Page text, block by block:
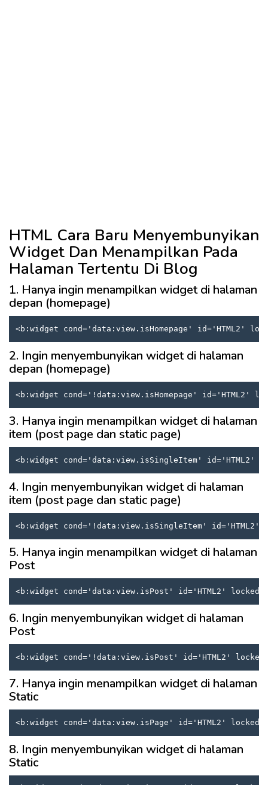
HTML Cara Baru Menyembunyikan
Widget Dan Menampilkan Pada
Halaman Tertentu Di Blog
1. Hanya ingin menampilkan widget di halaman
depan (homepage)
2. Ingin menyembunyikan widget di halaman
depan (homepage)
<b:widget cond='!data:view.isHomepage'
3. Hanya ingin menampilkan widget di halaman
item (post page dan static page)
<b:widget cond='data:view.isSingleItem'
4. Ingin menyembunyikan widget di halaman
item (post page dan static page)
<b:widget cond='!data:view.isSingleItem'
5. Hanya ingin menampilkan widget di halaman
Post
<b:widget cond='data:view.isPost' id='HTML2'
6. Ingin menyembunyikan widget di halaman
Post
<b:widget cond='!data:view.isPost' id='HTML2'
7. Hanya ingin menampilkan widget di halaman
Static
<b:widget cond='data:view.isPage' id='HTML2'
8. Ingin menyembunyikan widget di halaman
Static